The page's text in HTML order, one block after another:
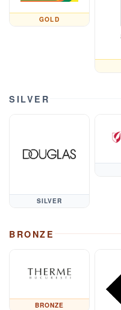
GOLD
SILVER
SILVER
BRONZE
BRONZE